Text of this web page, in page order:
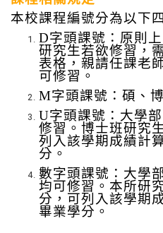
本校課程編號分為以下
D字頭課號：原則
研究生若欲修習，
表格，親請任課老
可修習。
M字頭課號：碩、
U字頭課號：大學
修習。博士班研究
列入該學期成績計
分。
數字頭課號：大學
均可修習。本所研
分，可列入該學期
畢業學分。